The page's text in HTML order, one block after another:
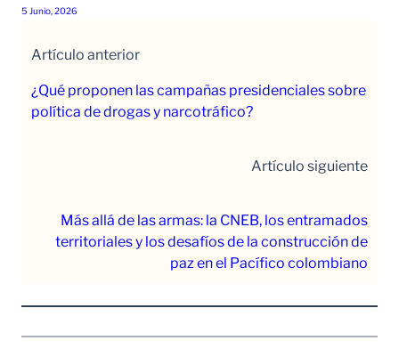
5 Junio, 2026
Artículo anterior
¿Qué proponen las campañas presidenciales sobre
política de drogas y narcotráfico?
Artículo siguiente
Más allá de las armas: la CNEB, los entramados
territoriales y los desafíos de la construcción de
paz en el Pacífico colombiano